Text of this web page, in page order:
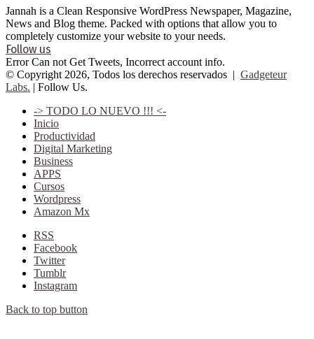
Jannah is a Clean Responsive WordPress Newspaper, Magazine,
News and Blog theme. Packed with options that allow you to
completely customize your website to your needs.
Follow us
Error Can not Get Tweets, Incorrect account info.
© Copyright 2026, Todos los derechos reservados | Gadgeteur
Labs. | Follow Us.
-> TODO LO NUEVO !!! <-
Inicio
Productividad
Digital Marketing
Business
APPS
Cursos
Wordpress
Amazon Mx
RSS
Facebook
Twitter
Tumblr
Instagram
Back to top button